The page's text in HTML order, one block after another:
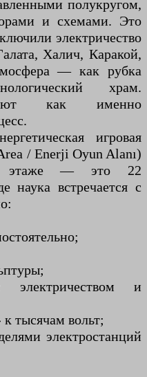
полукругом,
и схемами. Это
электричество
Халич, Каракой,
— как рубка
храм.
как именно
игровая
/ Enerji Oyun Alanı)
этаже — это 22
наука встречается с
и
к тысячам вольт;
электростанций